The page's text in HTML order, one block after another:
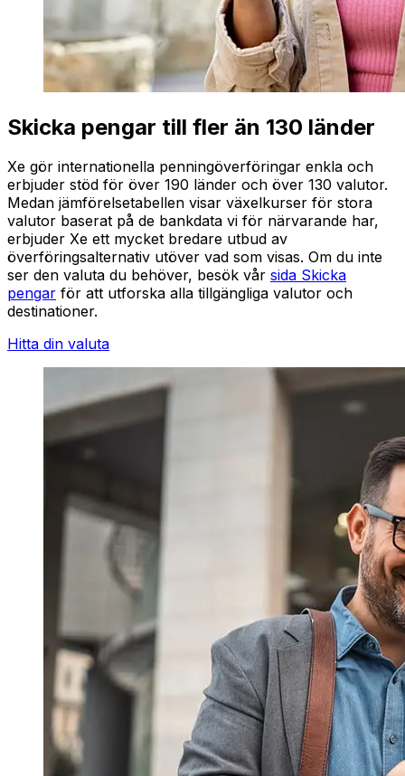
Skicka pengar till fler än 130 länder
Xe gör internationella penningöverföringar enkla och
erbjuder stöd för över 190 länder och över 130 valutor.
Medan jämförelsetabellen visar växelkurser för stora
valutor baserat på de bankdata vi för närvarande har,
erbjuder Xe ett mycket bredare utbud av
överföringsalternativ utöver vad som visas. Om du inte
ser den valuta du behöver, besök vår sida Skicka
pengar för att utforska alla tillgängliga valutor och
destinationer.
Hitta din valuta